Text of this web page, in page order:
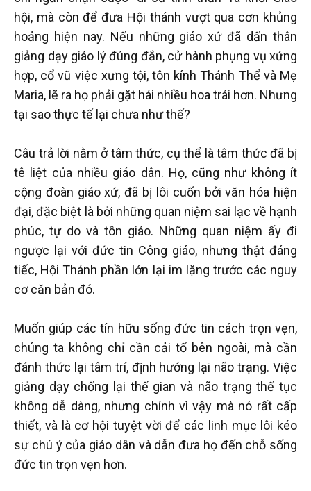
hội, mà còn để đưa Hội thánh vượt qua cơn khủng
hoảng hiện nay. Nếu những giáo xứ đã dấn thân
giảng dạy giáo lý đúng đắn, cử hành phụng vụ xứng
hợp, cổ vũ việc xưng tội, tôn kính Thánh Thể và Mẹ
Maria, lẽ ra họ phải gặt hái nhiều hoa trái hơn. Nhưng
tại sao thực tế lại chưa như thế?
Câu trả lời nằm ở tâm thức, cụ thể là tâm thức đã bị
tê liệt của nhiều giáo dân. Họ, cũng như không ít
cộng đoàn giáo xứ, đã bị lôi cuốn bởi văn hóa hiện
đại, đặc biệt là bởi những quan niệm sai lạc về hạnh
phúc, tự do và tôn giáo. Những quan niệm ấy đi
ngược lại với đức tin Công giáo, nhưng thật đáng
tiếc, Hội Thánh phần lớn lại im lặng trước các nguy
cơ căn bản đó.
Muốn giúp các tín hữu sống đức tin cách trọn vẹn,
chúng ta không chỉ cần cải tổ bên ngoài, mà cần
đánh thức lại tâm trí, định hướng lại não trạng. Việc
giảng dạy chống lại thế gian và não trạng thế tục
không dễ dàng, nhưng chính vì vậy mà nó rất cấp
thiết, và là cơ hội tuyệt vời để các linh mục lôi kéo
sự chú ý của giáo dân và dẫn đưa họ đến chỗ sống
đức tin trọn vẹn hơn.